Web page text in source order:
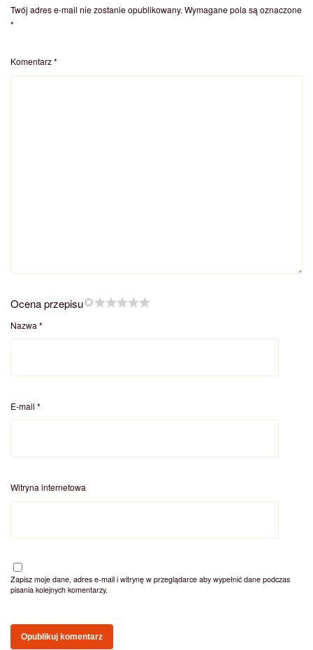
Twój adres e-mail nie zostanie opublikowany.Wymagane pola są oznaczone
*
Komentarz*
Ocena przepisu
Nazwa *
E-mail *
Witryna internetowa
Zapisz moje dane, adres e-mail i witrynę w przeglądarce aby wypełnić dane podczas
pisania kolejnych komentarzy.